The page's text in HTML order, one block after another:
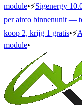
module•⚡Sigenergy
per airco binnenunit —
koop 2, krijg 1 gratis•⚡
module•